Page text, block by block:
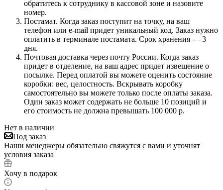
обратитесь к сотруднику в кассовой зоне и назовите
номер.
Постамат. Когда заказ поступит на точку, на ваш
телефон или e-mail придет уникальный код. Заказ нужно
оплатить в терминале постамата. Срок хранения — 3
дня.
Почтовая доставка через почту России. Когда заказ
придет в отделение, на ваш адрес придет извещение о
посылке. Перед оплатой вы можете оценить состояние
коробки: вес, целостность. Вскрывать коробку
самостоятельно вы можете только после оплаты заказа.
Один заказ может содержать не больше 10 позиций и
его стоимость не должна превышать 100 000 р.
Нет в наличии
Под заказ
Наши менеджеры обязательно свяжутся с вами и уточнят
условия заказа
Хочу в подарок